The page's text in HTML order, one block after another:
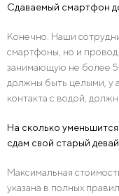
Сдаваемый смартфон
Конечно. Наши
смартфоны, но и
занимающую не более
должны быть целыми, у
контакта с водой,
На сколько
сдам свой старый
Максимальная
указана в полных